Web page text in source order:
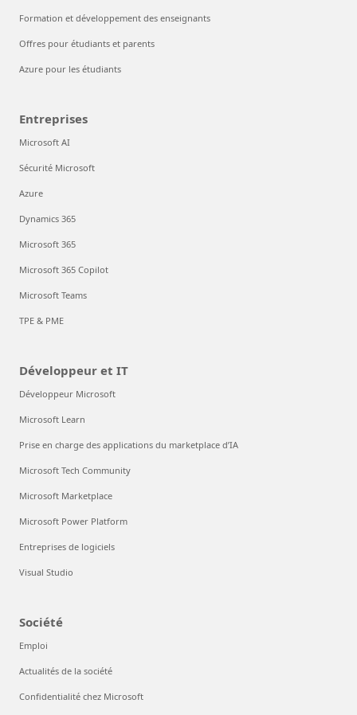
Formation et développement des enseignants
Offres pour étudiants et parents
Azure pour les étudiants
Entreprises
Microsoft AI
Sécurité Microsoft
Azure
Dynamics 365
Microsoft 365
Microsoft 365 Copilot
Microsoft Teams
TPE & PME
Développeur et IT
Développeur Microsoft
Microsoft Learn
Prise en charge des applications du marketplace d’IA
Microsoft Tech Community
Microsoft Marketplace
Microsoft Power Platform
Entreprises de logiciels
Visual Studio
Société
Emploi
Actualités de la société
Confidentialité chez Microsoft